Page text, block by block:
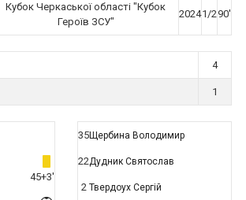
Кубок Черкаської області "Кубок
Героїв ЗСУ"
20241/290'
4
1
45+3'
35Щербина Володимир
22Дудник Святослав
2 Твердоух Сергій